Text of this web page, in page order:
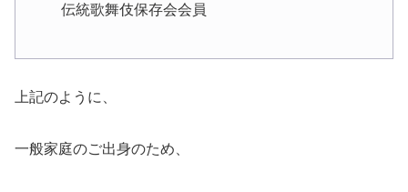
伝統歌舞伎保存会会員
上記のように、
一般家庭のご出身のため、